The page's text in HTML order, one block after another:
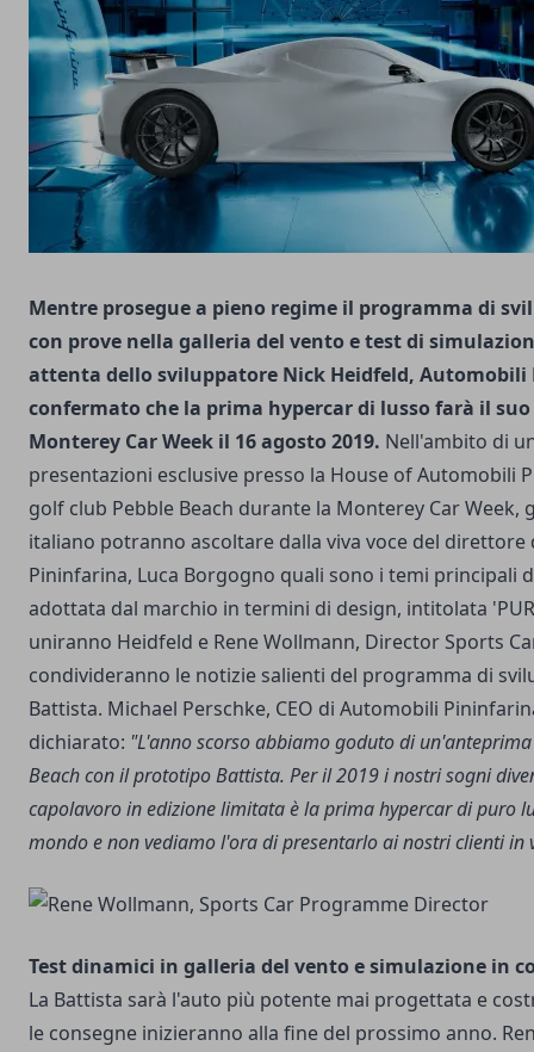
Mentre prosegue a pieno regime il programma di
con prove nella galleria del vento e test di
attenta dello sviluppatore Nick Heidfeld,
confermato che la prima hypercar di lusso farà il
Monterey Car Week il 16 agosto 2019. Nell'ambito di
presentazioni esclusive presso la House of Automobili
golf club Pebble Beach durante la Monterey Car Week,
italiano potranno ascoltare dalla viva voce del direttore
Pininfarina, Luca Borgogno quali sono i temi principali
adottata dal marchio in termini di design, intitolata
uniranno Heidfeld e Rene Wollmann, Director Sports
condivideranno le notizie salienti del programma di
Battista. Michael Perschke, CEO di Automobili
dichiarato: "L'anno scorso abbiamo goduto di un'anteprima
Beach con il prototipo Battista. Per il 2019 i nostri sogni
capolavoro in edizione limitata è la prima hypercar di puro
mondo e non vediamo l'ora di presentarlo ai nostri clienti in
Test dinamici in galleria del vento e simulazione in
La Battista sarà l'auto più potente mai progettata e
le consegne inizieranno alla fine del prossimo anno.